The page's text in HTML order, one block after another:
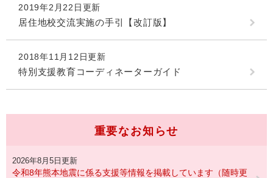
2019年2月22日更新
居住地校交流実施の手引【改訂版】
2018年11月12日更新
特別支援教育コーディネーターガイド
重要なお知らせ
2026年8月5日更新
令和8年熊本地震に係る支援等情報を掲載しています（随時更